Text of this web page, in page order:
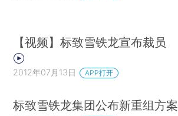
【视频】标致雪铁龙宣布裁员
2012年07月13日 APP打开
标致雪铁龙集团公布新重组方案